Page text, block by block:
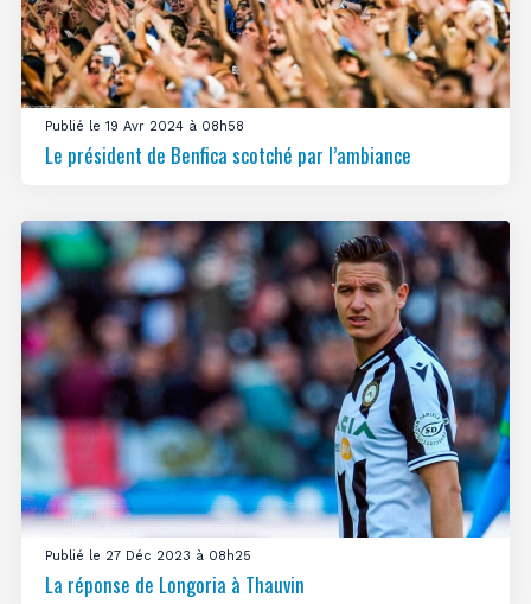
Publié le 19 Avr 2024 à 08h58
Le président de Benfica scotché par l’ambiance
Publié le 27 Déc 2023 à 08h25
La réponse de Longoria à Thauvin